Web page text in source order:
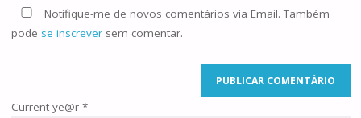
Notifique-me de novos comentários via Email. Também
pode se inscreversem comentar.
Current ye@r *